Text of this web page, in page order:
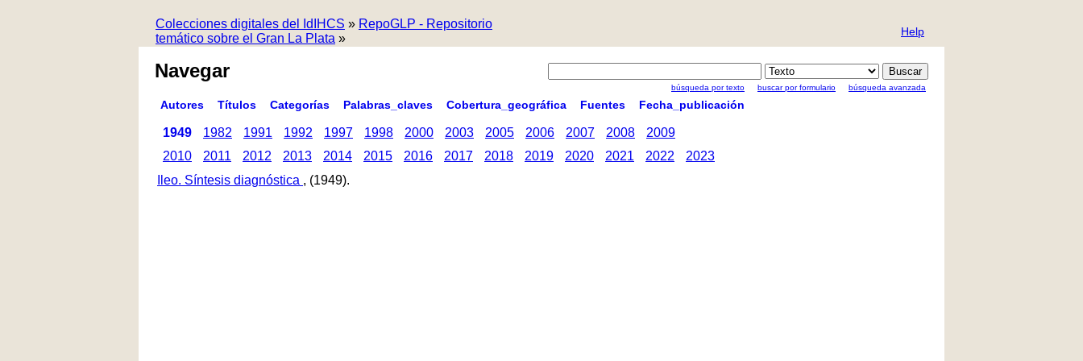
Colecciones digitales del IdIHCS » RepoGLP - Repositorio
temático sobre el Gran La Plata » Help
Navegar
búsqueda por texto buscar por formulario búsqueda avanzada
Autores Títulos Categorías Palabras_claves Cobertura_geográfica Fuentes Fecha_publicación
1949 1982 1991 1992 1997 1998 2000 2003 2005 2006 2007 2008
2009
2010
2011 2012 2013 2014 2015 2016 2017 2018 2019 2020 2021 2022
2023
Ileo. Síntesis diagnóstica , (1949).